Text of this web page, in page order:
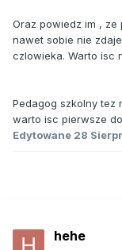
Oraz powiedz im ,
nawet sobie nie
czlowieka. Warto isc
Pedagog szkolny tez
warto isc pierwsze
Edytowane 28
hehe